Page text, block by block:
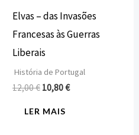
Elvas – das Invasões
Francesas às Guerras
Liberais
História de Portugal
12,00€ 10,80€
LER MAIS